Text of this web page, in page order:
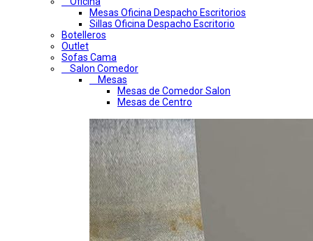
Mesas Oficina Despacho Escritorios
Sillas Oficina Despacho Escritorio
Botelleros
Outlet
Sofas Cama
Salon Comedor
Mesas
Mesas de Comedor Salon
Mesas de Centro